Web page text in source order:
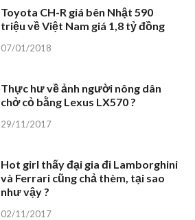
Toyota CH-R giá bên Nhật 590
triệu về Việt Nam giá 1,8 tỷ đồng
07/01/2018
Thực hư về ảnh người nông dân
chở cỏ bằng Lexus LX570 ?
29/11/2017
Hot girl thấy đại gia đi Lamborghini
và Ferrari cũng chả thèm, tại sao
như vậy ?
02/11/2017